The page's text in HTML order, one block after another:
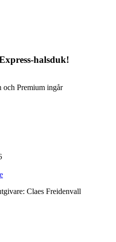
halsduk!
Premium ingår
Claes Freidenvall